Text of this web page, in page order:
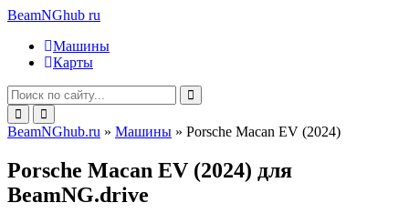
BeamNGhub ru
Машины
Карты
BeamNGhub.ru » Машины » Porsche Macan EV (2024)
Porsche Macan EV (2024) для
BeamNG.drive